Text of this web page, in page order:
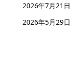
2026年7月21日
2026年5月29日